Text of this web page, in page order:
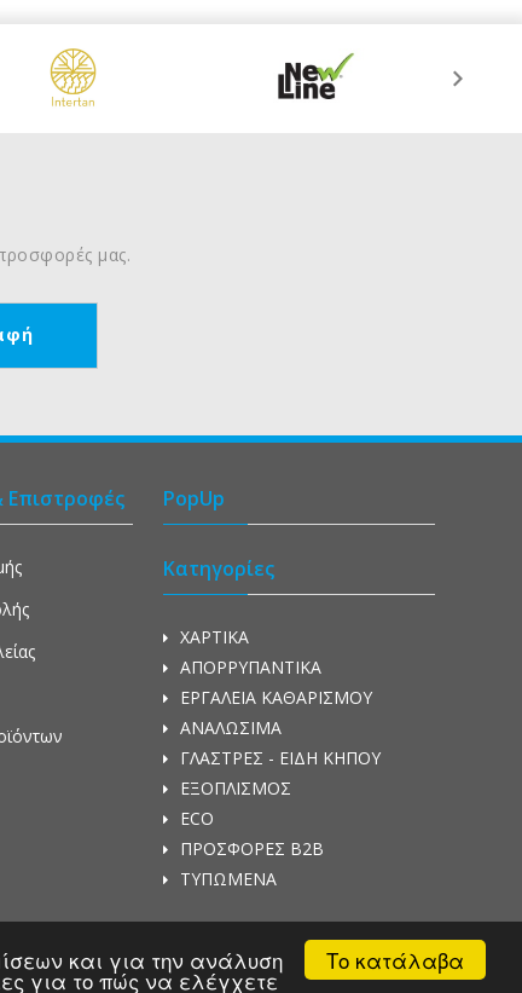
Το κατάλαβα
και για την ανάλυση
για το πώς να ελέγχετε
μας.
Επιστροφές PopUp
Κατηγορίες
ΧΑΡΤΙΚΑ
ΑΠΟΡΡΥΠΑΝΤΙΚΑ
ΕΡΓΑΛΕΙΑ ΚΑΘΑΡΙΣΜΟΥ
ΑΝΑΛΩΣΙΜΑ
ΓΛΑΣΤΡΕΣ - ΕΙΔΗ ΚΗΠΟΥ
ΕΞΟΠΛΙΣΜΟΣ
ECO
ΠΡΟΣΦΟΡΕΣ Β2Β
ΤΥΠΩΜΕΝΑ